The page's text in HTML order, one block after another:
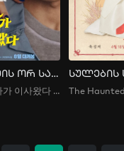
შეხვედრა ღამის ორ საათზე
Pretty Crazy / 악마가 이사왔다 / 2 O’Clock Date / 2siui Deiteu / 2시의 데이트 / Date at 2 O’Clock / The Devil Has Moved In
სულების